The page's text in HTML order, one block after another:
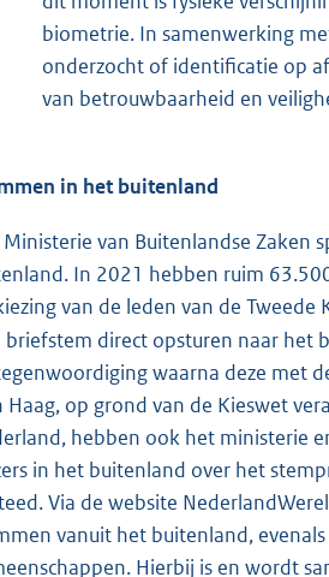
biometrie. In samenwerking
onderzocht of identificatie op
van betrouwbaarheid en
in het buitenland
van Buitenlandse Zaken
In 2021 hebben ruim
van de leden van de
briefstem direct opsturen naar het
waarna deze met
Haag, op grond van de Kieswet
hebben ook het ministerie
in het buitenland over het
Via de website
vanuit het buitenland,
Hierbij is en wordt